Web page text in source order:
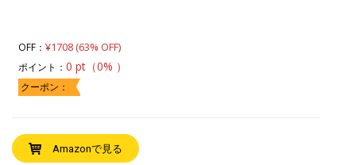
OFF： ¥1708 (63% OFF)
ポイント： 0 pt（0% ）
クーポン：
Amazonで見る